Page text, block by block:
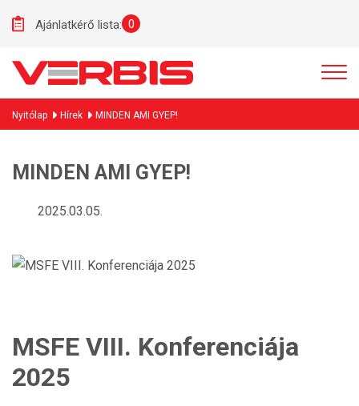
Ajánlatkérő lista: 0
Nyitólap Hírek MINDEN AMI GYEP!
MINDEN AMI GYEP!
2025.03.05.
MSFE VIII. Konferenciája
2025